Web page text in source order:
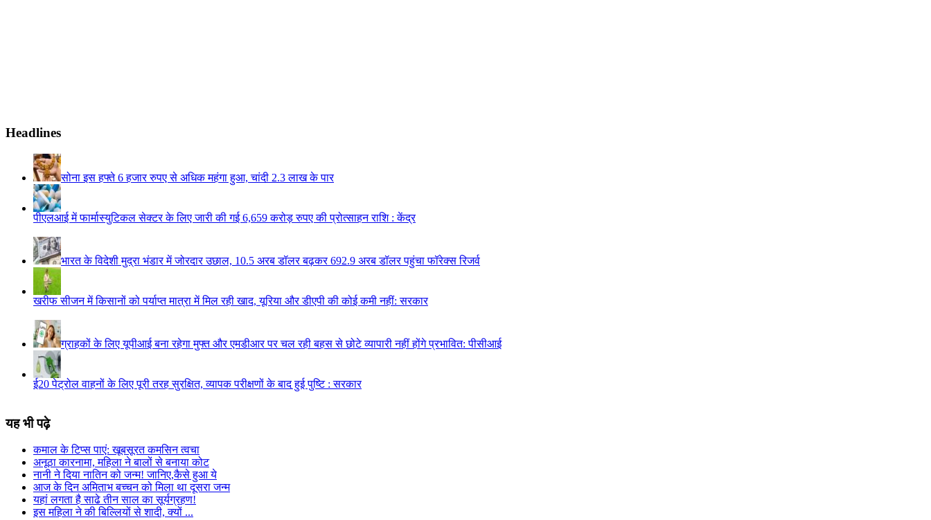
Headlines
सोना इस हफ्ते 6 हजार रुपए से अधिक महंगा हुआ, चांदी 2.3 लाख के पार
पीएलआई में फार्मास्युटिकल सेक्टर के लिए जारी की गई 6,659 करोड़ रुपए की प्रोत्साहन राशि : केंद्र
भारत के विदेशी मुद्रा भंडार में जोरदार उछाल, 10.5 अरब डॉलर बढ़कर 692.9 अरब डॉलर पहुंचा फॉरेक्स रिजर्व
खरीफ सीजन में किसानों को पर्याप्त मात्रा में मिल रही खाद, यूरिया और डीएपी की कोई कमी नहीं: सरकार
ग्राहकों के लिए यूपीआई बना रहेगा मुफ्त और एमडीआर पर चल रही बहस से छोटे व्यापारी नहीं होंगे प्रभावित: पीसीआई
ई20 पेट्रोल वाहनों के लिए पूरी तरह सुरक्षित, व्यापक परीक्षणों के बाद हुई पुष्टि : सरकार
यह भी पढ़े
कमाल के टिप्स पाएं: खूबसूरत कमसिन त्वचा
अनूठा कारनामा, महिला ने बालों से बनाया कोट
नानी ने दिया नातिन को जन्म! जानिए,कैसे हुआ ये
आज के दिन अमिताभ बच्चन को मिला था दूसरा जन्म
यहां लगता है साढे तीन साल का सूर्यग्रहण!
इस महिला ने की बिल्लियों से शादी, क्यों ...